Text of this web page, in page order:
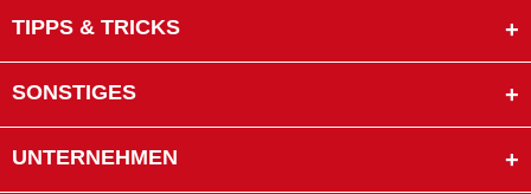
TIPPS & TRICKS
SONSTIGES
UNTERNEHMEN